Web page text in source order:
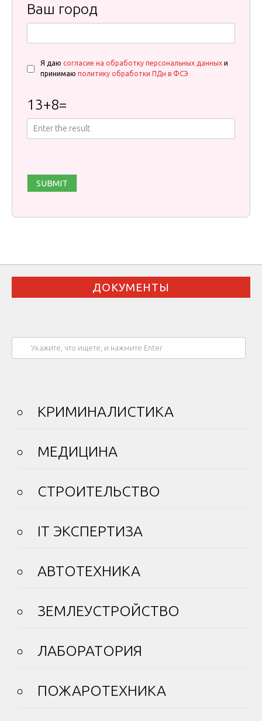
Ваш город
Я даю согласие на обработку персональных данных и
принимаю политику обработки ПДн в ФСЭ
13+8=
ДОКУМЕНТЫ
КРИМИНАЛИСТИКА
МЕДИЦИНА
СТРОИТЕЛЬСТВО
IT ЭКСПЕРТИЗА
АВТОТЕХНИКА
ЗЕМЛЕУСТРОЙСТВО
ЛАБОРАТОРИЯ
ПОЖАРОТЕХНИКА